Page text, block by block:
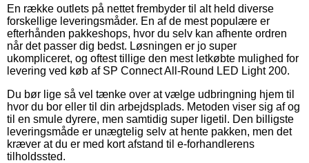
En række outlets på nettet frembyder til alt held diverse
forskellige leveringsmåder. En af de mest populære er
efterhånden pakkeshops, hvor du selv kan afhente ordren
når det passer dig bedst. Løsningen er jo super
ukompliceret, og oftest tillige den mest letkøbte mulighed for
levering ved køb af SP Connect All-Round LED Light 200.
Du bør lige så vel tænke over at vælge udbringning hjem til
hvor du bor eller til din arbejdsplads. Metoden viser sig af og
til en smule dyrere, men samtidig super ligetil. Den billigste
leveringsmåde er unægtelig selv at hente pakken, men det
kræver at du er med kort afstand til e-forhandlerens
tilholdssted.